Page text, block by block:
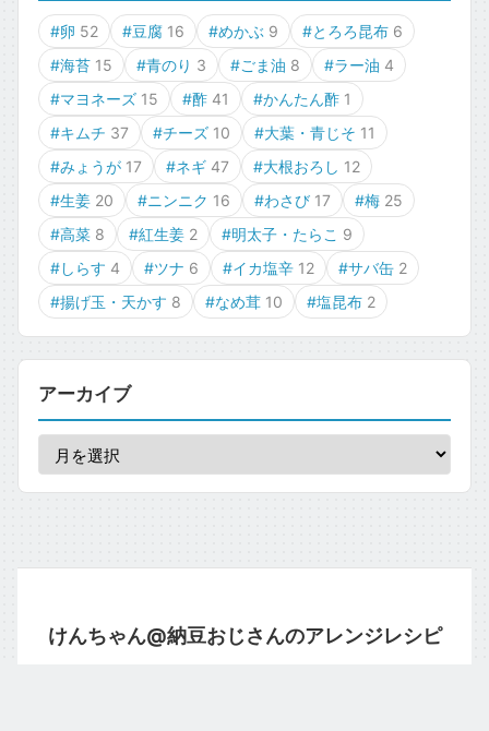
#卵 52 #豆腐 16 #めかぶ 9 #とろろ昆布 6
#海苔 15 #青のり 3 #ごま油 8 #ラー油 4
#マヨネーズ 15 #酢 41 #かんたん酢 1
#キムチ 37 #チーズ 10 #大葉・青じそ 11
#みょうが 17 #ネギ 47 #大根おろし 12
#生姜 20 #ニンニク 16 #わさび 17 #梅 25
#高菜 8 #紅生姜 2 #明太子・たらこ 9
#しらす 4 #ツナ 6 #イカ塩辛 12 #サバ缶 2
#揚げ玉・天かす 8 #なめ茸 10 #塩昆布 2
アーカイブ
けんちゃん@納豆おじさんのアレンジレシピ